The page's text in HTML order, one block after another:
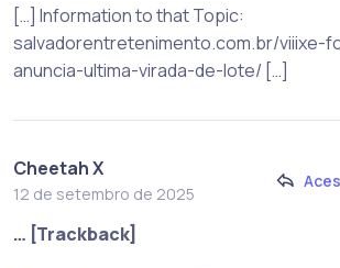
[…] Information to that Topic:
salvadorentretenimento.com.br/viiixe-
anuncia-ultima-virada-de-lote/ […]
Cheetah X
12 de setembro de 2025
… [Trackback]